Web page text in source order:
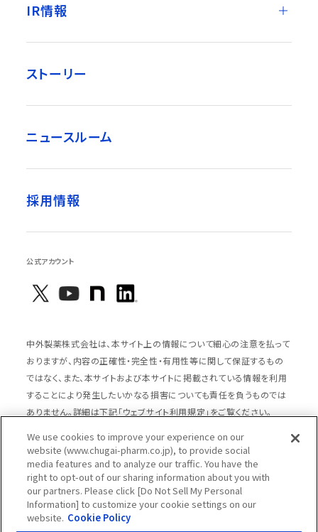
IR情報
ストーリー
ニュースルーム
採用情報
公式アカウント
中外製薬株式会社は、本サイト上の情報について細心の注意を払って
おりますが、内容の正確性・完全性・有用性等に関して保証するもの
ではなく、また、本サイトおよび本サイトに掲載されている情報を利用
することにより発生したいかなる損害についても責任を負うものでは
ありません。詳細は下記「ウェブサイト利用規定」をご覧ください。
サイトマップ
ウェブサイト利用規定
個人情報の取扱いのご案内
ソーシャルメディアポリシー
推奨閲覧環境
ウェブアクセシビリティ対応
We use cookies to improve your experience on our
website (www.chugai-pharm.co.jp), to provide social
media features and to analyze our traffic. You have the
right to opt-out of our sharing information about you with
our partners. Please click [Do Not Sell My Personal
Information] to customize your cookie settings on our
website. Cookie Policy